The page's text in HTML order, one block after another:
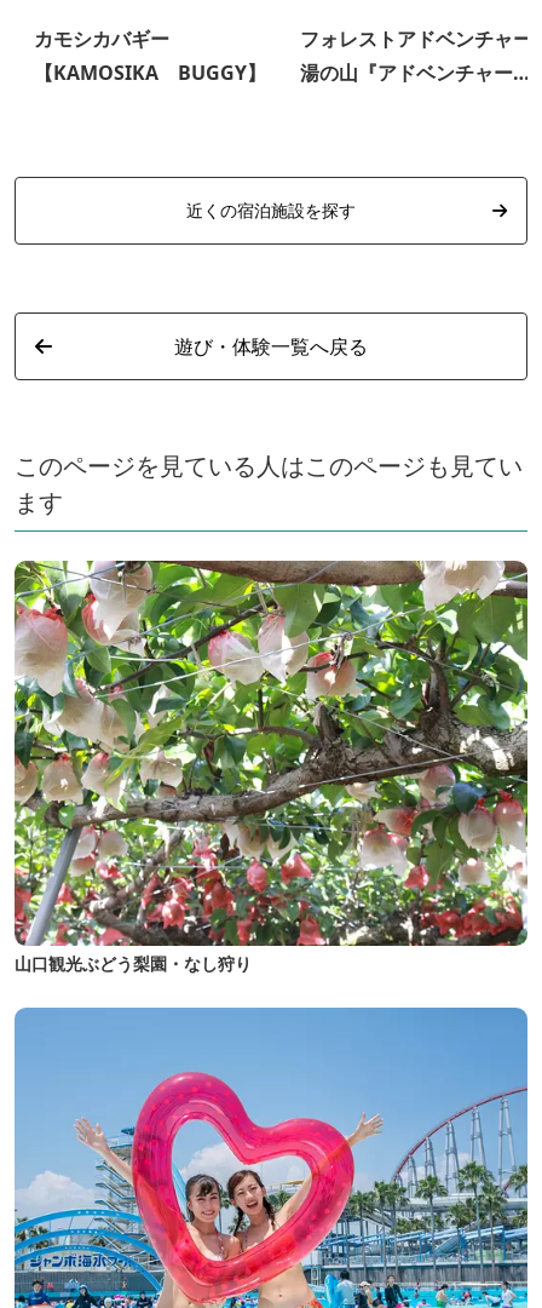
カモシカバギー
【KAMOSIKA BUGGY】
フォレストアドベンチャー
湯の山『アドベンチャーコ
近くの宿泊施設を探す
遊び・体験一覧へ戻る
このページを見ている人はこのページも見てい
ます
山口観光ぶどう梨園・なし狩り